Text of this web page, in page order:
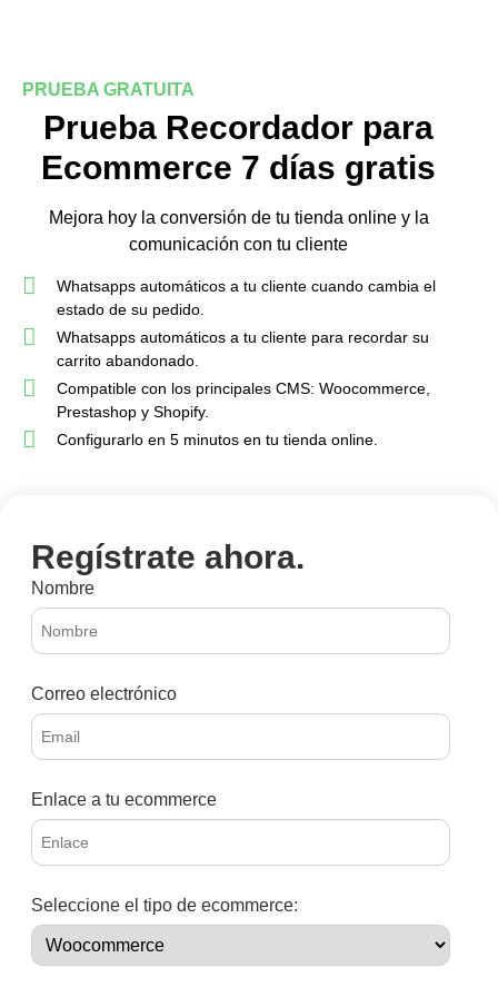
PRUEBA GRATUITA
Prueba Recordador para
Ecommerce 7 días gratis
Mejora hoy la conversión de tu tienda online y la
comunicación con tu cliente
Whatsapps automáticos a tu cliente cuando cambia el
estado de su pedido.
Whatsapps automáticos a tu cliente para recordar su
carrito abandonado.
Compatible con los principales CMS: Woocommerce,
Prestashop y Shopify.
Configurarlo en 5 minutos en tu tienda online.
Regístrate ahora.
Nombre
Correo electrónico
Enlace a tu ecommerce
Seleccione el tipo de ecommerce: